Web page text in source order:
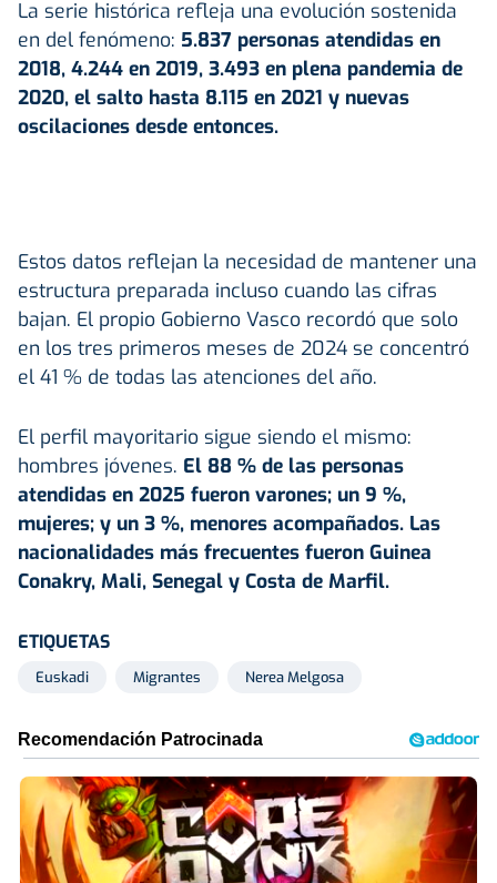
La serie histórica refleja una evolución sostenida
en del fenómeno: 5.837 personas atendidas en
2018, 4.244 en 2019, 3.493 en plena pandemia de
2020, el salto hasta 8.115 en 2021 y nuevas
oscilaciones desde entonces.
Estos datos reflejan la necesidad de mantener una
estructura preparada incluso cuando las cifras
bajan. El propio Gobierno Vasco recordó que solo
en los tres primeros meses de 2024 se concentró
el 41 % de todas las atenciones del año.
El perfil mayoritario sigue siendo el mismo:
hombres jóvenes. El 88 % de las personas
atendidas en 2025 fueron varones; un 9 %,
mujeres; y un 3 %, menores acompañados. Las
nacionalidades más frecuentes fueron Guinea
Conakry, Mali, Senegal y Costa de Marfil.
ETIQUETAS
Euskadi Migrantes Nerea Melgosa